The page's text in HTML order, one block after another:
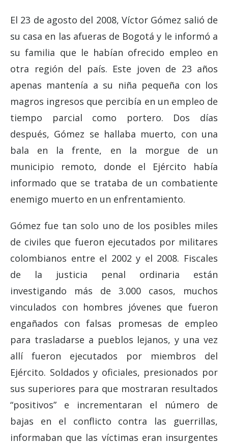
El 23 de agosto del 2008, Víctor Gómez salió de
su casa en las afueras de Bogotá y le informó a
su familia que le habían ofrecido empleo en
otra región del país. Este joven de 23 años
apenas mantenía a su niña pequeña con los
magros ingresos que percibía en un empleo de
tiempo parcial como portero. Dos días
después, Gómez se hallaba muerto, con una
bala en la frente, en la morgue de un
municipio remoto, donde el Ejército había
informado que se trataba de un combatiente
enemigo muerto en un enfrentamiento.
Gómez fue tan solo uno de los posibles miles
de civiles que fueron ejecutados por militares
colombianos entre el 2002 y el 2008. Fiscales
de la justicia penal ordinaria están
investigando más de 3.000 casos, muchos
vinculados con hombres jóvenes que fueron
engañados con falsas promesas de empleo
para trasladarse a pueblos lejanos, y una vez
allí fueron ejecutados por miembros del
Ejército. Soldados y oficiales, presionados por
sus superiores para que mostraran resultados
“positivos” e incrementaran el número de
bajas en el conflicto contra las guerrillas,
informaban que las víctimas eran insurgentes